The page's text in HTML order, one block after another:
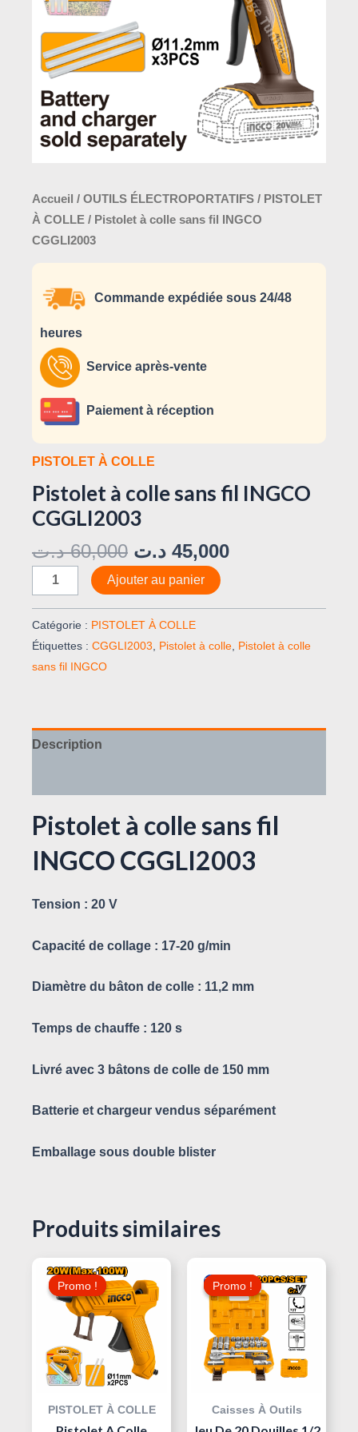
Accueil / OUTILS ÉLECTROPORTATIFS / PISTOLET
À COLLE / Pistolet à colle sans fil INGCO
CGGLI2003
Commande expédiée sous 24/48
heures
Service après-vente
Paiement à réception
PISTOLET À COLLE
Pistolet à colle sans fil INGCO
CGGLI2003
60,000 د.ت 45,000 د.ت
CGGLI2003
Ajouter au panier
Catégorie : PISTOLET À COLLE
Étiquettes : CGGLI2003, Pistolet à colle, Pistolet à colle
sans fil INGCO
Description
Pistolet à colle sans fil
INGCO CGGLI2003
Tension : 20 V
Capacité de collage : 17-20 g/min
Diamètre du bâton de colle : 11,2 mm
Temps de chauffe : 120 s
Livré avec 3 bâtons de colle de 150 mm
Batterie et chargeur vendus séparément
Emballage sous double blister
Produits similaires
Promo !
Promo !
PISTOLET À COLLE
Le
Prix
Initial
Était :
Le
25,000 د.ت.
Promo !
Promo !
Caisses À Outils
Prix
Initial
Était :
Le